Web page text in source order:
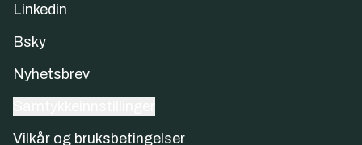
Linkedin
Bsky
Nyhetsbrev
Vilkår og bruksbetingelser